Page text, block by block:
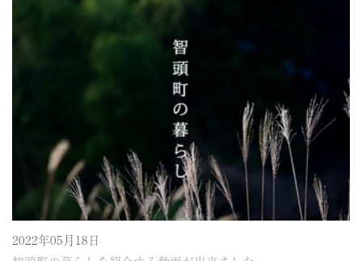
2022年05月18日